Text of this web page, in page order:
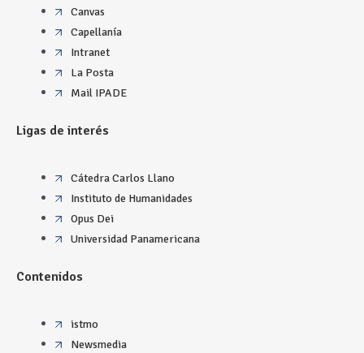
Canvas
Capellanía
Intranet
La Posta
Mail IPADE
Ligas de interés
Cátedra Carlos Llano
Instituto de Humanidades
Opus Dei
Universidad Panamericana
Contenidos
istmo
Newsmedia